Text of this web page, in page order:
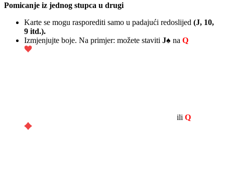
Pomicanje iz jednog stupca u drugi
Karte se mogu rasporediti samo u padajući redoslijed (J, 10,
9 itd.).
Izmjenjujte boje. Na primjer: možete staviti J♠ na Q
ili Q